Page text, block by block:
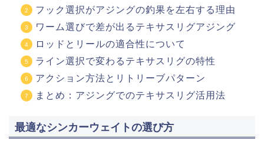
フック選択がアジングの釣果を左右する理由
ワーム選びで差が出るテキサスリグアジング
ロッドとリールの適合性について
ライン選択で変わるテキサスリグの特性
アクション方法とリトリーブパターン
まとめ：アジングでのテキサスリグ活用法
最適なシンカーウェイトの選び方